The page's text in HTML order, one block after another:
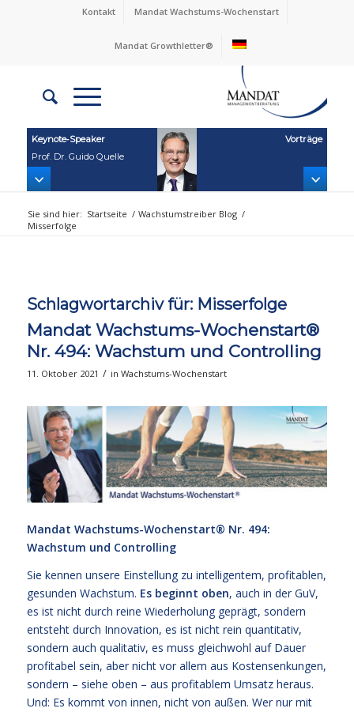
Kontakt Mandat Wachstums-Wochenstart
Mandat Growthletter®
Keynote‑Speaker
Prof. Dr. Guido Quelle
Vorträge
Sie sind hier: Startseite / Wachstumstreiber Blog /
Misserfolge
Schlagwortarchiv für: Misserfolge
Mandat Wachstums-Wochenstart®
Nr. 494: Wachstum und Controlling
11. Oktober 2021 / in Wachstums-Wochenstart
Mandat Wachstums-Wochenstart® Nr. 494:
Wachstum und Controlling
Sie kennen unsere Einstellung zu intelligentem, profitablen,
gesunden Wachstum. Es beginnt oben, auch in der GuV,
es ist nicht durch reine Wiederholung geprägt, sondern
entsteht durch Innovation, es ist nicht rein quantitativ,
sondern auch qualitativ, es muss gleichwohl auf Dauer
profitabel sein, aber nicht vor allem aus Kostensenkungen,
sondern – siehe oben – aus profitablem Umsatz heraus.
Und: Es kommt von innen, nicht von außen. Wer nur mit